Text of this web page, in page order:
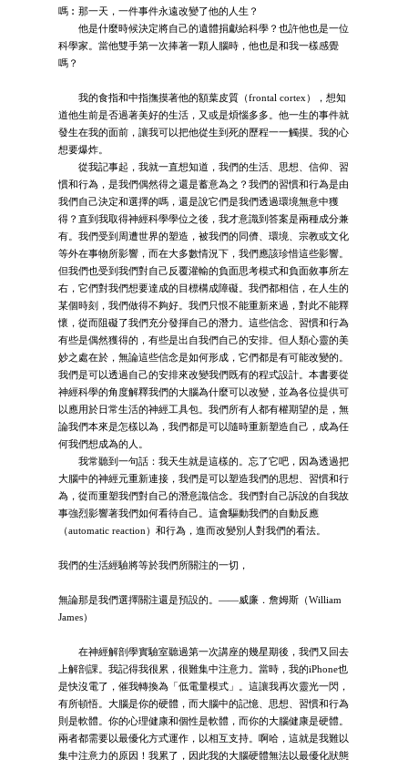
嗎︰那一天，一件事件永遠改變了他的人生？
他是什麼時候決定將自己的遺體捐獻給科學？也許他也是一位
科學家。當他雙手第一次捧著一顆人腦時，他也是和我一樣感覺
嗎？
我的食指和中指撫摸著他的額葉皮質（frontal cortex），想知
道他生前是否過著美好的生活，又或是煩惱多多。他一生的事件就
發生在我的面前，讓我可以把他從生到死的歷程一一觸摸。我的心
想要爆炸。
從我記事起，我就一直想知道，我們的生活、思想、信仰、習
慣和行為，是我們偶然得之還是蓄意為之？我們的習慣和行為是由
我們自己決定和選擇的嗎，還是說它們是我們透過環境無意中獲
得？直到我取得神經科學學位之後，我才意識到答案是兩種成分兼
有。我們受到周遭世界的塑造，被我們的同儕、環境、宗教或文化
等外在事物所影響，而在大多數情況下，我們應該珍惜這些影響。
但我們也受到我們對自己反覆灌輸的負面思考模式和負面敘事所左
右，它們對我們想要達成的目標構成障礙。我們都相信，在人生的
某個時刻，我們做得不夠好。我們只恨不能重新來過，對此不能釋
懷，從而阻礙了我們充分發揮自己的潛力。這些信念、習慣和行為
有些是偶然獲得的，有些是出自我們自己的安排。但人類心靈的美
妙之處在於，無論這些信念是如何形成，它們都是有可能改變的。
我們是可以透過自己的安排來改變我們既有的程式設計。本書要從
神經科學的角度解釋我們的大腦為什麼可以改變，並為各位提供可
以應用於日常生活的神經工具包。我們所有人都有權期望的是，無
論我們本來是怎樣以為，我們都是可以隨時重新塑造自己，成為任
何我們想成為的人。
我常聽到一句話：我天生就是這樣的。忘了它吧，因為透過把
大腦中的神經元重新連接，我們是可以塑造我們的思想、習慣和行
為，從而重塑我們對自己的潛意識信念。我們對自己訴說的自我故
事強烈影響著我們如何看待自己。這會驅動我們的自動反應
（automatic reaction）和行為，進而改變別人對我們的看法。
我們的生活經驗將等於我們所關注的一切，
無論那是我們選擇關注還是預設的。——威廉．詹姆斯（William
James）
在神經解剖學實驗室聽過第一次講座的幾星期後，我們又回去
上解剖課。我記得我很累，很難集中注意力。當時，我的iPhone也
是快沒電了，催我轉換為「低電量模式」。這讓我再次靈光一閃，
有所頓悟。大腦是你的硬體，而大腦中的記憶、思想、習慣和行為
則是軟體。你的心理健康和個性是軟體，而你的大腦健康是硬體。
兩者都需要以最優化方式運作，以相互支持。啊哈，這就是我難以
集中注意力的原因！我累了，因此我的大腦硬體無法以最優化狀態